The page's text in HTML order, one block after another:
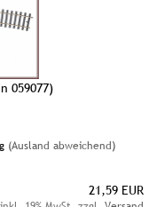
059077)
(Ausland abweichend)
21,59 EUR